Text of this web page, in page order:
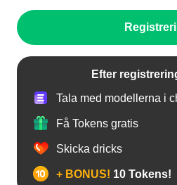
Efter
Tala med modellerna i
Få Tokens gratis
Skicka dricks
+ BONUS! 10 Tokens!